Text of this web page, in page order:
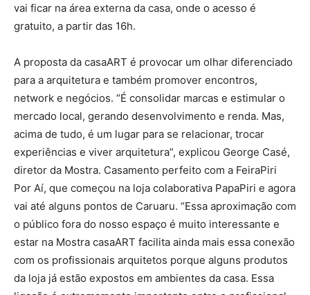
vai ficar na área externa da casa, onde o acesso é
gratuito, a partir das 16h.
A proposta da casaART é provocar um olhar diferenciado
para a arquitetura e também promover encontros,
network e negócios. “É consolidar marcas e estimular o
mercado local, gerando desenvolvimento e renda. Mas,
acima de tudo, é um lugar para se relacionar, trocar
experiências e viver arquitetura”, explicou George Casé,
diretor da Mostra. Casamento perfeito com a FeiraPiri
Por Aí, que começou na loja colaborativa PapaPiri e agora
vai até alguns pontos de Caruaru. “Essa aproximação com
o público fora do nosso espaço é muito interessante e
estar na Mostra casaART facilita ainda mais essa conexão
com os profissionais arquitetos porque alguns produtos
da loja já estão expostos em ambientes da casa. Essa